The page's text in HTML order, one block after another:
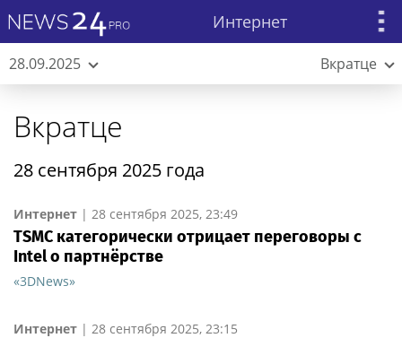
Интернет
28.09.2025 Вкратце
Вкратце
28 сентября 2025 года
Интернет | 28 сентября 2025, 23:49
TSMC категорически отрицает переговоры с
Intel о партнёрстве
«3DNews»
Интернет | 28 сентября 2025, 23:15